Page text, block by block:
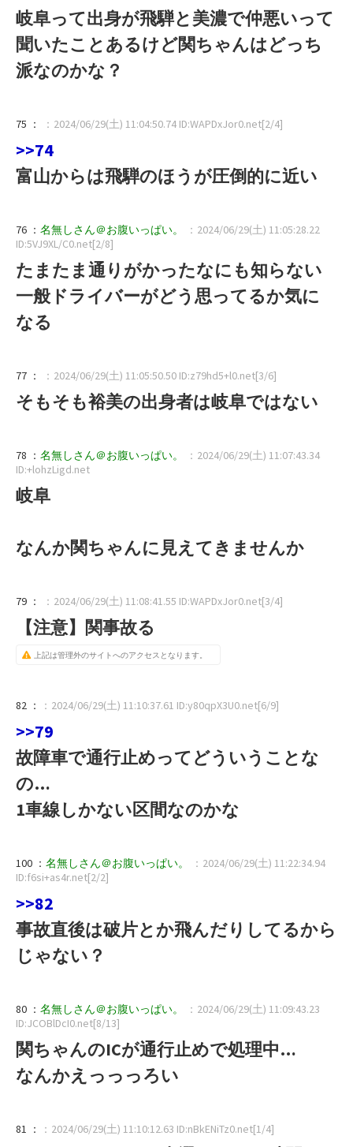
岐阜って出身が飛騨と美濃で仲悪いって
聞いたことあるけど関ちゃんはどっち
派なのかな？
75 ： ：2024/06/29(土) 11:04:50.74 ID:WAPDxJor0.net[2/4]
>>74
富山からは飛騨のほうが圧倒的に近い
76 ： 名無しさん＠お腹いっぱい。
：2024/06/29(土) 11:05:28.22
ID:5VJ9XL/C0.net[2/8]
たまたま通りがかったなにも知らない
一般ドライバーがどう思ってるか気に
なる
77 ： ：2024/06/29(土) 11:05:50.50 ID:z79hd5+l0.net[3/6]
そもそも裕美の出身者は岐阜ではない
78 ： 名無しさん＠お腹いっぱい。
：2024/06/29(土) 11:07:43.34
ID:+lohzLigd.net
岐阜
なんか関ちゃんに見えてきませんか
79 ： ：2024/06/29(土) 11:08:41.55 ID:WAPDxJor0.net[3/4]
【注意】関事故る
上記は管理外のサイトへのアクセスとなります。
82 ： ：2024/06/29(土) 11:10:37.61 ID:y80qpX3U0.net[6/9]
>>79
故障車で通行止めってどういうことな
の…
1車線しかない区間なのかな
100 ： 名無しさん＠お腹いっぱい。
：2024/06/29(土) 11:22:34.94
ID:f6si+as4r.net[2/2]
>>82
事故直後は破片とか飛んだりしてるから
じゃない？
80 ： 名無しさん＠お腹いっぱい。
：2024/06/29(土) 11:09:43.23
ID:JCOBlDcI0.net[8/13]
関ちゃんのICが通行止めで処理中…
なんかえっっっろい
81 ： ：2024/06/29(土) 11:10:12.63 ID:nBkENiTz0.net[1/4]